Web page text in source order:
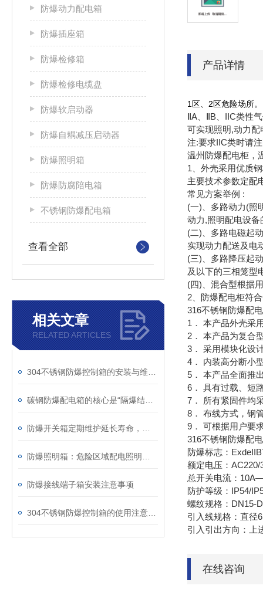
防爆动力配电箱
防爆插座箱
防爆检修箱
防爆检修电缆盘
防爆软启动器
防爆自耦减压启动器
防爆照明箱
防爆防腐陪电箱
不锈钢防爆配电箱
查看全部
相关文章
RELATED ARTICLES
防爆接线端子箱安装注意事项
产品详情
1区、2区危险场所。
ⅡA、ⅡB、IIC类性
可实现照明,动力
注:要求IIC类时请
温州防爆配电柜，
1、外壳采用优质
主要技术参数定配
常见方案举例 :
(一)、多路动力(照
动力,照明配电设备
(二)、多路电磁起
实现动力配送及电
(三)、多路降压起
及以下的三相笼型
(四)、混合型根据
2、防爆配电柜符
316不锈钢防爆配
1． 本产品外壳采
2． 本产品为复合
3． 采用模块化设
4． 内装高分断小
5． 本产品全面推
6． 具有过载、短
7． 所有紧固件均
8． 布线方式，钢
9． 可根据用户要
316不锈钢防爆配
防爆标志：
额定电压：AC220/
总开关电流：
防护等级：IP54/
螺纹规格：DN15-
引入线规格：直径
引入引出方向：上
在线咨询